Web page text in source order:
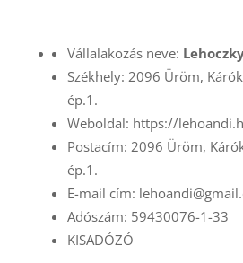
Vállalakozás neve:
Székhely: 2096 Üröm,
ép.1.
Weboldal: https://
Postacím: 2096 Üröm,
ép.1.
E-mail cím:
Adószám: 59430076-1-33
KISADÓZÓ